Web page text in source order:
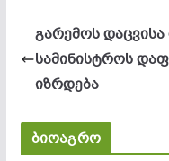
გარემოს
სამინისტროს
იზრდება
ბიოაგრო